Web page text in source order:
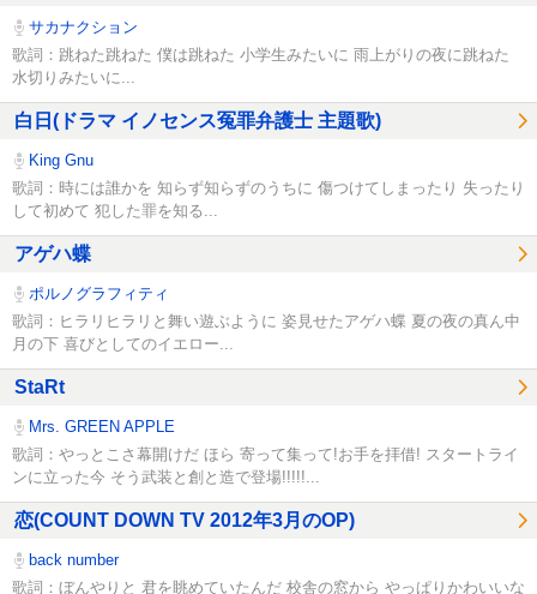
サカナクション
歌詞：跳ねた跳ねた 僕は跳ねた 小学生みたいに 雨上がりの夜に跳ねた
水切りみたいに...
白日(ドラマ イノセンス冤罪弁護士 主題歌)
King Gnu
歌詞：時には誰かを 知らず知らずのうちに 傷つけてしまったり 失ったり
して初めて 犯した罪を知る...
アゲハ蝶
ポルノグラフィティ
歌詞：ヒラリヒラリと舞い遊ぶように 姿見せたアゲハ蝶 夏の夜の真ん中
月の下 喜びとしてのイエロー...
StaRt
Mrs. GREEN APPLE
歌詞：やっとこさ幕開けだ ほら 寄って集って!お手を拝借! スタートライ
ンに立った今 そう武装と創と造で登場!!!!!...
恋(COUNT DOWN TV 2012年3月のOP)
back number
歌詞：ぼんやりと 君を眺めていたんだ 校舎の窓から やっぱりかわいいな